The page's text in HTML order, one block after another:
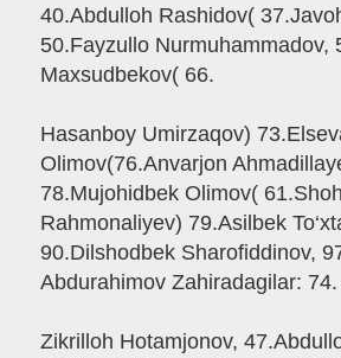
40.Abdulloh Rashidov(
50.Fayzullo Nurmuhammadov,
Maxsudbekov( 66.
Hasanboy Umirzaqov)
Olimov(76.Anvarjon
78.Mujohidbek Olimov(
Rahmonaliyev) 79.Asilbek
90.Dilshodbek Sharofiddinov,
Abdurahimov Zahiradagilar: 74.
Zikrilloh Hotamjonov,